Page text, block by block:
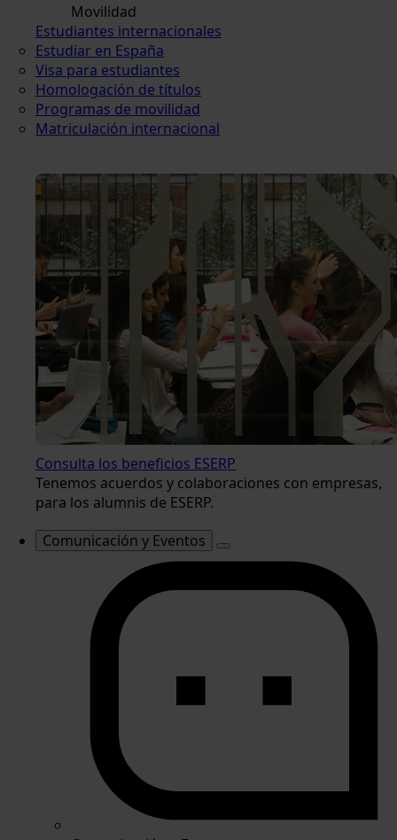
Movilidad
Estudiantes internacionales
Estudiar en España
Visa para estudiantes
Homologación de títulos
Programas de movilidad
Matriculación internacional
Consulta los beneficios ESERP
Tenemos acuerdos y colaboraciones con empresas,
para los alumnis de ESERP.
Comunicación y Eventos